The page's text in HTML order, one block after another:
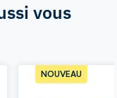
vous
NOUVEAU